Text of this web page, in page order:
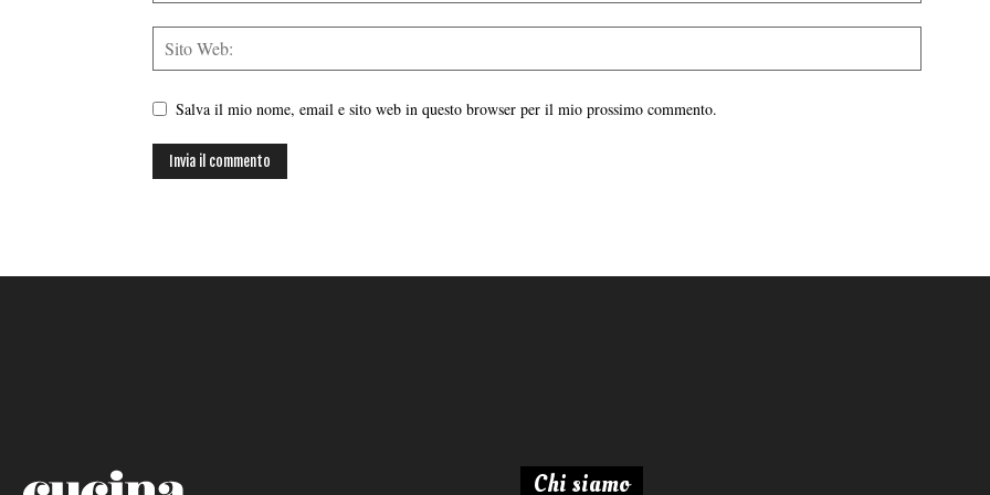
Salva il mio nome, email e sito web in questo browser per il mio prossimo commento.
Chi siamo